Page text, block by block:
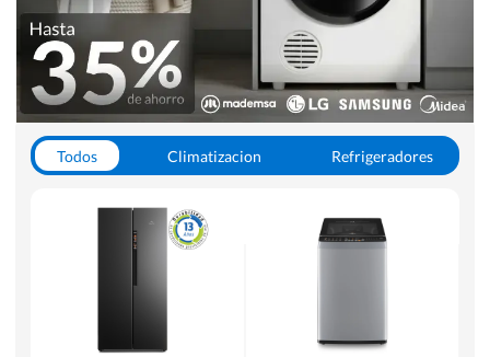
Todos Climatizacion
Refrigeradores
Hornos y Microondas